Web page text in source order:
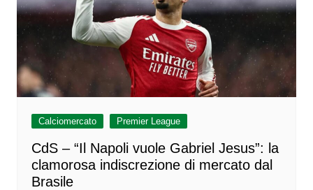
Calciomercato Premier League
CdS – “Il Napoli vuole Gabriel Jesus”: la
clamorosa indiscrezione di mercato dal
Brasile